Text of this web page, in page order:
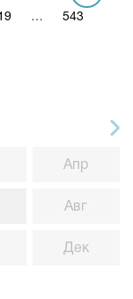
… 543
Апр
Авг
Дек